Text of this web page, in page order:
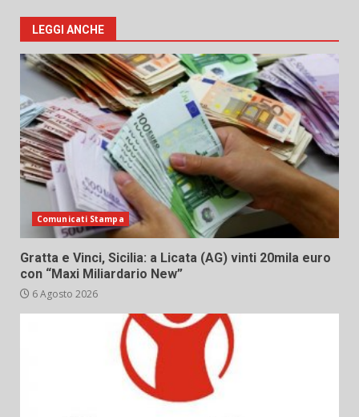
LEGGI ANCHE
Comunicati Stampa
Gratta e Vinci, Sicilia: a Licata (AG) vinti 20mila euro
con “Maxi Miliardario New”
6 Agosto 2026